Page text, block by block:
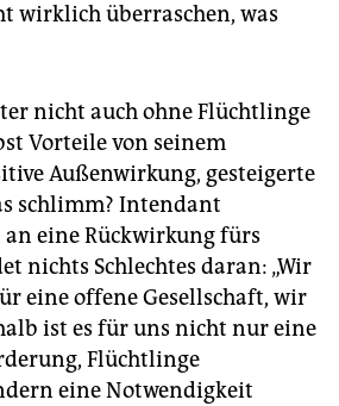
wirklich überraschen, was
nicht auch ohne Flüchtlinge
Vorteile von seinem
Außenwirkung, gesteigerte
schlimm? Intendant
eine Rückwirkung fürs
nichts Schlechtes daran: „Wir
eine offene Gesellschaft, wir
ist es für uns nicht nur eine
Flüchtlinge
eine Notwendigkeit